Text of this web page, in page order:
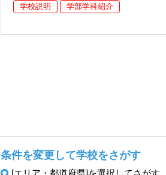
学校説明 学部学科紹介
条件を変更して学校をさがす
[エリア・都道府県]を選択してさがす